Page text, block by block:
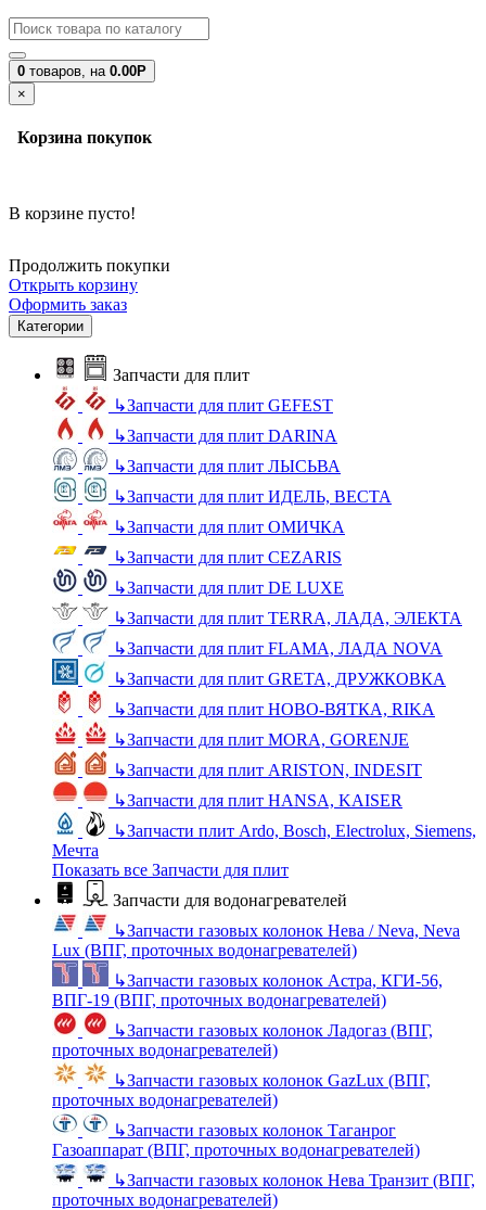
0 товаров, на 0.00Р
×
Корзина покупок
В корзине пусто!
Продолжить покупки
Открыть корзину
Оформить заказ
Категории
Запчасти для плит
↳Запчасти для плит GEFEST
↳Запчасти для плит DARINA
↳Запчасти для плит ЛЫСЬВА
↳Запчасти для плит ИДЕЛЬ, ВЕСТА
↳Запчасти для плит ОМИЧКА
↳Запчасти для плит CEZARIS
↳Запчасти для плит DE LUXE
↳Запчасти для плит TERRA, ЛАДА, ЭЛЕКТА
↳Запчасти для плит FLAMA, ЛАДА NOVA
↳Запчасти для плит GRETA, ДРУЖКОВКА
↳Запчасти для плит НОВО-ВЯТКА, RIKA
↳Запчасти для плит MORA, GORENJE
↳Запчасти для плит ARISTON, INDESIT
↳Запчасти для плит HANSA, KAISER
↳Запчасти плит Ardo, Bosch, Electrolux, Siemens,
Мечта
Показать все Запчасти для плит
Запчасти для водонагревателей
↳Запчасти газовых колонок Нева / Neva, Neva
Lux (ВПГ, проточных водонагревателей)
↳Запчасти газовых колонок Астра, КГИ-56,
ВПГ-19 (ВПГ, проточных водонагревателей)
↳Запчасти газовых колонок Ладогаз (ВПГ,
проточных водонагревателей)
↳Запчасти газовых колонок GazLux (ВПГ,
проточных водонагревателей)
↳Запчасти газовых колонок Таганрог
Газоаппарат (ВПГ, проточных водонагревателей)
↳Запчасти газовых колонок Нева Транзит (ВПГ,
проточных водонагревателей)